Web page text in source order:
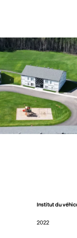
Institut du
2022